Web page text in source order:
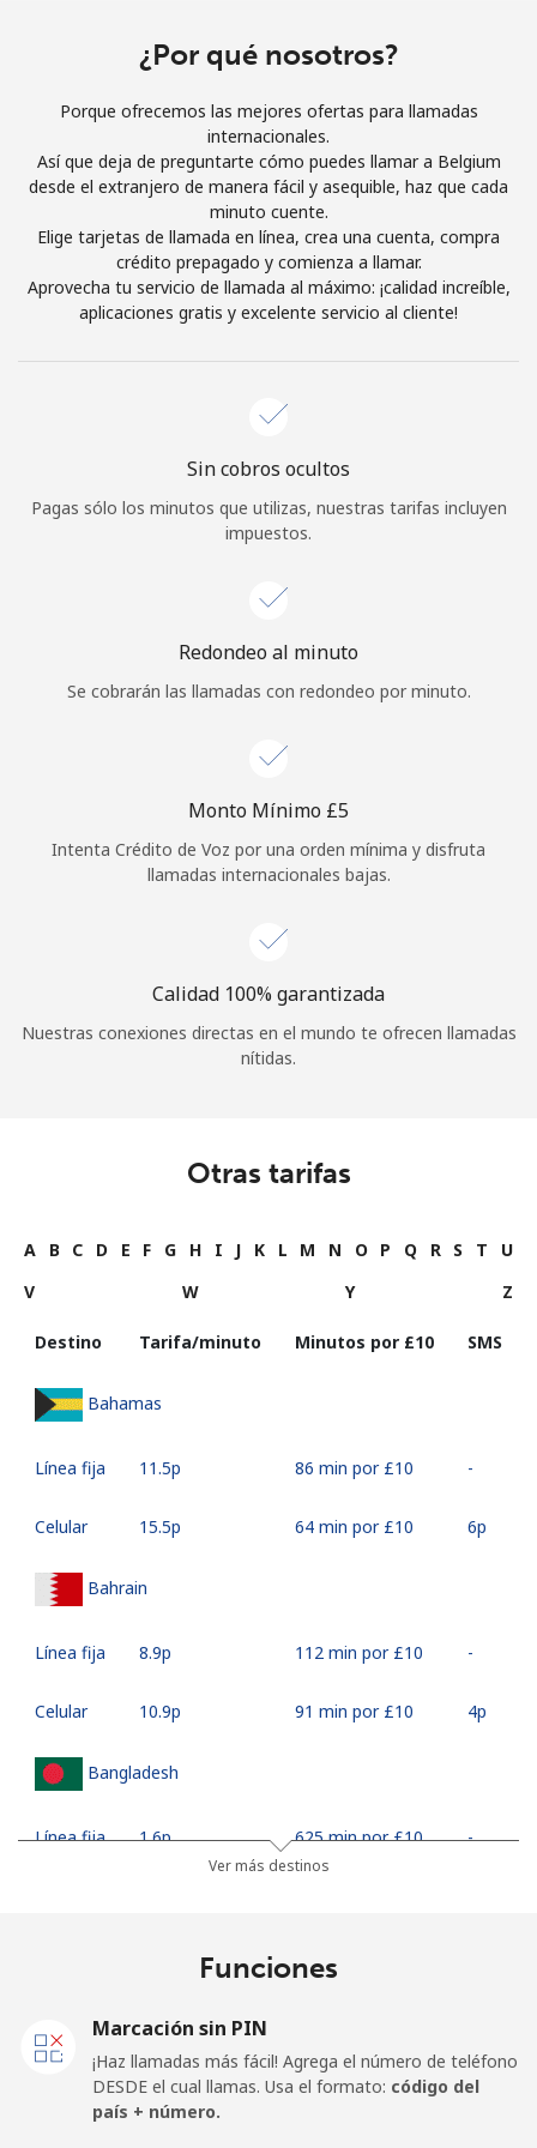
o
Continuar con
¿Por qué nosotros?
Porque ofrecemos las mejores ofertas para llamadas
internacionales.
Así que deja de preguntarte cómo puedes llamar a Belgium
desde el extranjero de manera fácil y asequible, haz que cada
minuto cuente.
Elige tarjetas de llamada en línea, crea una cuenta, compra
crédito prepagado y comienza a llamar.
Aprovecha tu servicio de llamada al máximo: ¡calidad increíble,
aplicaciones gratis y excelente servicio al cliente!
Sin cobros ocultos
Pagas sólo los minutos que utilizas, nuestras tarifas incluyen
impuestos.
Redondeo al minuto
Se cobrarán las llamadas con redondeo por minuto.
Monto Mínimo ⁦£5⁩
Intenta Crédito de Voz por una orden mínima y disfruta
llamadas internacionales bajas.
Calidad 100% garantizada
Nuestras conexiones directas en el mundo te ofrecen llamadas
nítidas.
Otras tarifas
A B C D E F G H I J K L M N O P Q R S T
U
V
W Y Z
Destino Tarifa/minuto Minutos por ⁦£10⁩ SMS
Bahamas
Línea fija ⁦11.5p⁩ 86 min por ⁦£10⁩ -
Celular ⁦15.5p⁩ 64 min por ⁦£10⁩ ⁦6p⁩
Bahrain
Línea fija ⁦8.9p⁩ 112 min por ⁦£10⁩ -
Celular ⁦10.9p⁩ 91 min por ⁦£10⁩ ⁦4p⁩
Bangladesh
Línea fija ⁦1.6p⁩ 625 min por ⁦£10⁩ -
Línea fija ⁦15.5p⁩
⁦18.5p⁩ 54 min por ⁦£10⁩ -
Ver más destinos
Funciones
Marcación sin PIN
¡Haz llamadas más fácil! Agrega el número de teléfono
DESDE el cual llamas. Usa el formato: código del
país + número.